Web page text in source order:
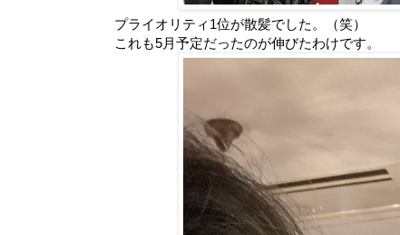
プライオリティ1位が散髪でした。（笑）
これも5月予定だったのが伸びたわけです。